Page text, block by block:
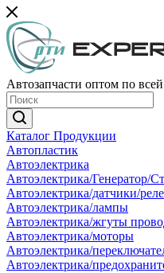
Автозапчасти оптом по
Каталог Продукции
Автопластик
Автоэлектрика
Автоэлектрика/Генератор/
Автоэлектрика/датчики/реле
Автоэлектрика/лампы
Автоэлектрика/жгуты
Автоэлектрика/моторы
Автоэлектрика/
Автоэлектрика/